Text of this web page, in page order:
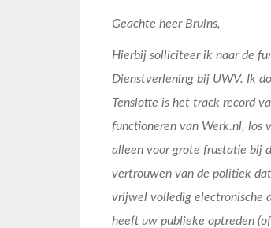
Geachte heer Bruins,
Hierbij solliciteer ik naar de
Dienstverlening bij UWV. Ik
Tenslotte is het track record
functioneren van Werk.nl, los
alleen voor grote frustatie bij
vertrouwen van de politiek
vrijwel volledig electronische
heeft uw publieke optreden